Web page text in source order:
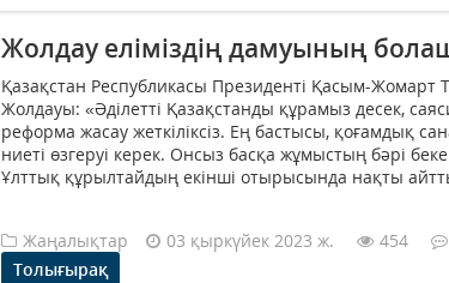
Жолдау еліміздің дамуының
Қазақстан Республикасы Президенті Қасым-Жомарт
Жолдауы: «Әділетті Қазақстанды құрамыз десек,
реформа жасау жеткіліксіз. Ең бастысы, қоғамдық
ниеті өзгеруі керек. Онсыз басқа жұмыстың бәрі
Ұлттық құрылтайдың екінші отырысында нақты
Жаңалықтар 03 қыркүйек 2023 ж. 454
Толығырақ